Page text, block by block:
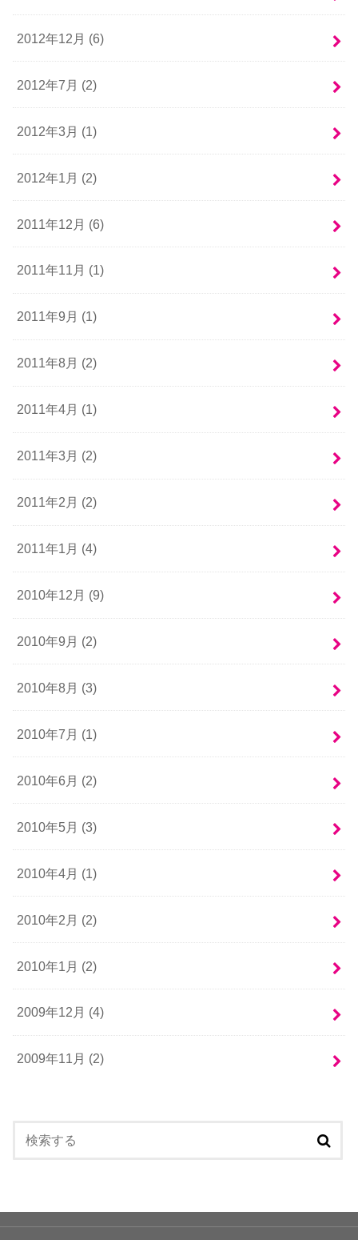
2012年12月 (6)
2012年7月 (2)
2012年3月 (1)
2012年1月 (2)
2011年12月 (6)
2011年11月 (1)
2011年9月 (1)
2011年8月 (2)
2011年4月 (1)
2011年3月 (2)
2011年2月 (2)
2011年1月 (4)
2010年12月 (9)
2010年9月 (2)
2010年8月 (3)
2010年7月 (1)
2010年6月 (2)
2010年5月 (3)
2010年4月 (1)
2010年2月 (2)
2010年1月 (2)
2009年12月 (4)
2009年11月 (2)